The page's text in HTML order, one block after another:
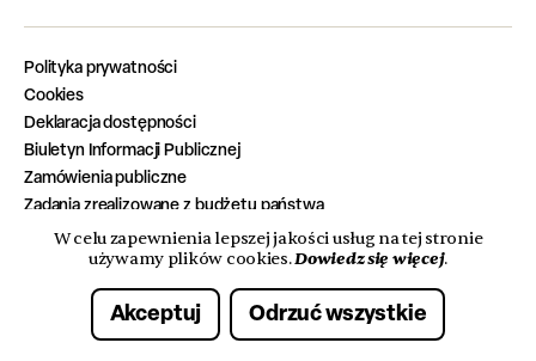
Polityka prywatności
Cookies
Deklaracja dostępności
Biuletyn Informacji Publicznej
Zamówienia publiczne
Zadania zrealizowane z budżetu państwa
Oferty pracy
© 2026 Instytut Książki. Wszelkie prawa zastrzeżone.
Made with care by
W celu zapewnienia lepszej jakości usług na tej stronie
używamy plików cookies.Dowiedz się więcej.
Akceptuj Odrzuć wszystkie